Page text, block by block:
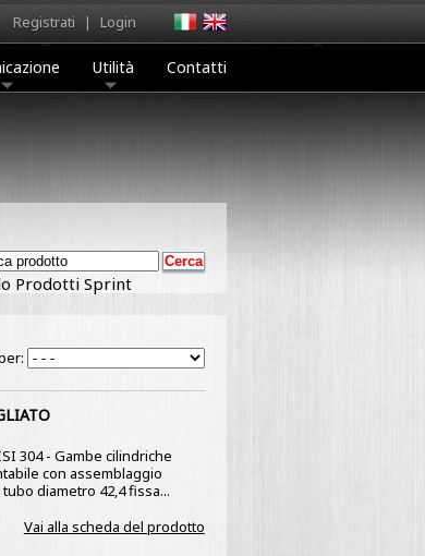
Registrati | Login
Utilità Contatti
Prodotti Sprint
304 - Gambe cilindriche
con assemblaggio
diametro 42,4 fissa...
Vai alla scheda del prodotto